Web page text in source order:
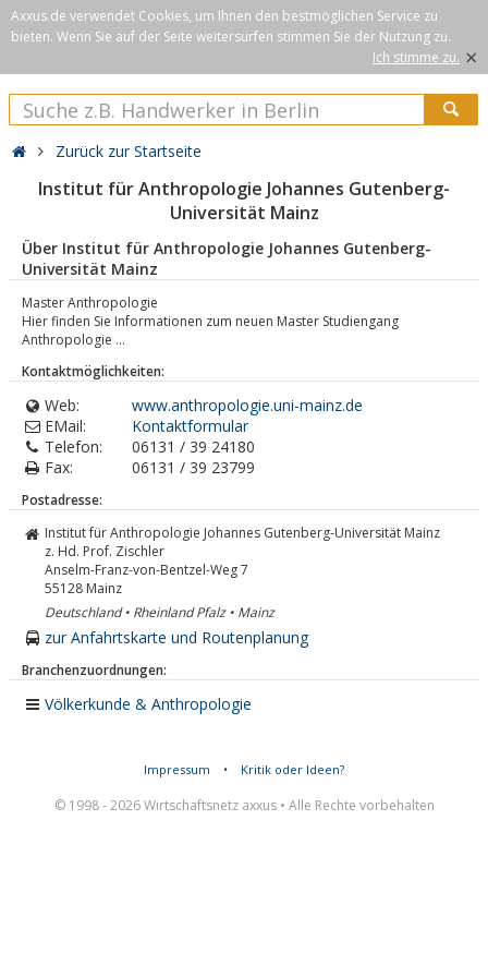
Axxus.de verwendet Cookies, um Ihnen den bestmöglichen Service zu
bieten. Wenn Sie auf der Seite weitersurfen stimmen Sie der Nutzung zu.
Ich stimme zu. ×
Zurück zur Startseite
Institut für Anthropologie Johannes Gutenberg-
Universität Mainz
Über Institut für Anthropologie Johannes Gutenberg-
Universität Mainz
Master Anthropologie
Hier finden Sie Informationen zum neuen Master Studiengang
Anthropologie ...
Kontaktmöglichkeiten:
Web:
www.anthropologie.uni-mainz.de
EMail:
Kontaktformular
Telefon:
06131 / 39 24180
Fax:
06131 / 39 23799
Postadresse:
Institut für Anthropologie Johannes Gutenberg-Universität Mainz
z. Hd. Prof. Zischler
Anselm-Franz-von-Bentzel-Weg 7
55128 Mainz
Deutschland • Rheinland Pfalz • Mainz
zur Anfahrtskarte und Routenplanung
Branchenzuordnungen:
Völkerkunde & Anthropologie
Impressum • Kritik oder Ideen?
© 1998 - 2026 Wirtschaftsnetz axxus • Alle Rechte vorbehalten